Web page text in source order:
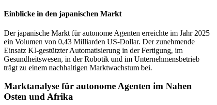
Einblicke in den japanischen Markt
Der japanische Markt für autonome Agenten erreichte im Jahr 2025
ein Volumen von 0,43 Milliarden US-Dollar. Der zunehmende
Einsatz KI-gestützter Automatisierung in der Fertigung, im
Gesundheitswesen, in der Robotik und im Unternehmensbetrieb
trägt zu einem nachhaltigen Marktwachstum bei.
Marktanalyse für autonome Agenten im Nahen
Osten und Afrika